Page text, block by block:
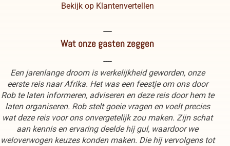
Bekijk op Klantenvertellen
----
Wat onze gasten zeggen
----
Een jarenlange droom is werkelijkheid geworden, onze
eerste reis naar Afrika. Het was een feestje om ons door
Rob te laten informeren, adviseren en deze reis door hem te
laten organiseren. Rob stelt goeie vragen en voelt precies
wat deze reis voor ons onvergetelijk zou maken. Zijn schat
aan kennis en ervaring deelde hij gul, waardoor we
weloverwogen keuzes konden maken. Die hij vervolgens tot